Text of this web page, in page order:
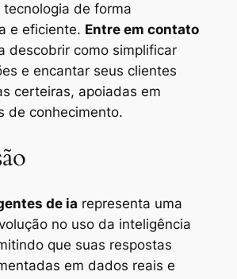
tecnologia de forma
e eficiente. Entre em contato
descobrir como simplificar
e encantar seus clientes
certeiras, apoiadas em
de conhecimento.
de ia representa uma
no uso da inteligência
que suas respostas
em dados reais e